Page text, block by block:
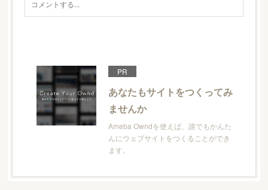
PR
あなたもサイトをつくってみ
ませんか
Ameba Owndを使えば、誰でもかんた
んにウェブサイトをつくることができ
ます。